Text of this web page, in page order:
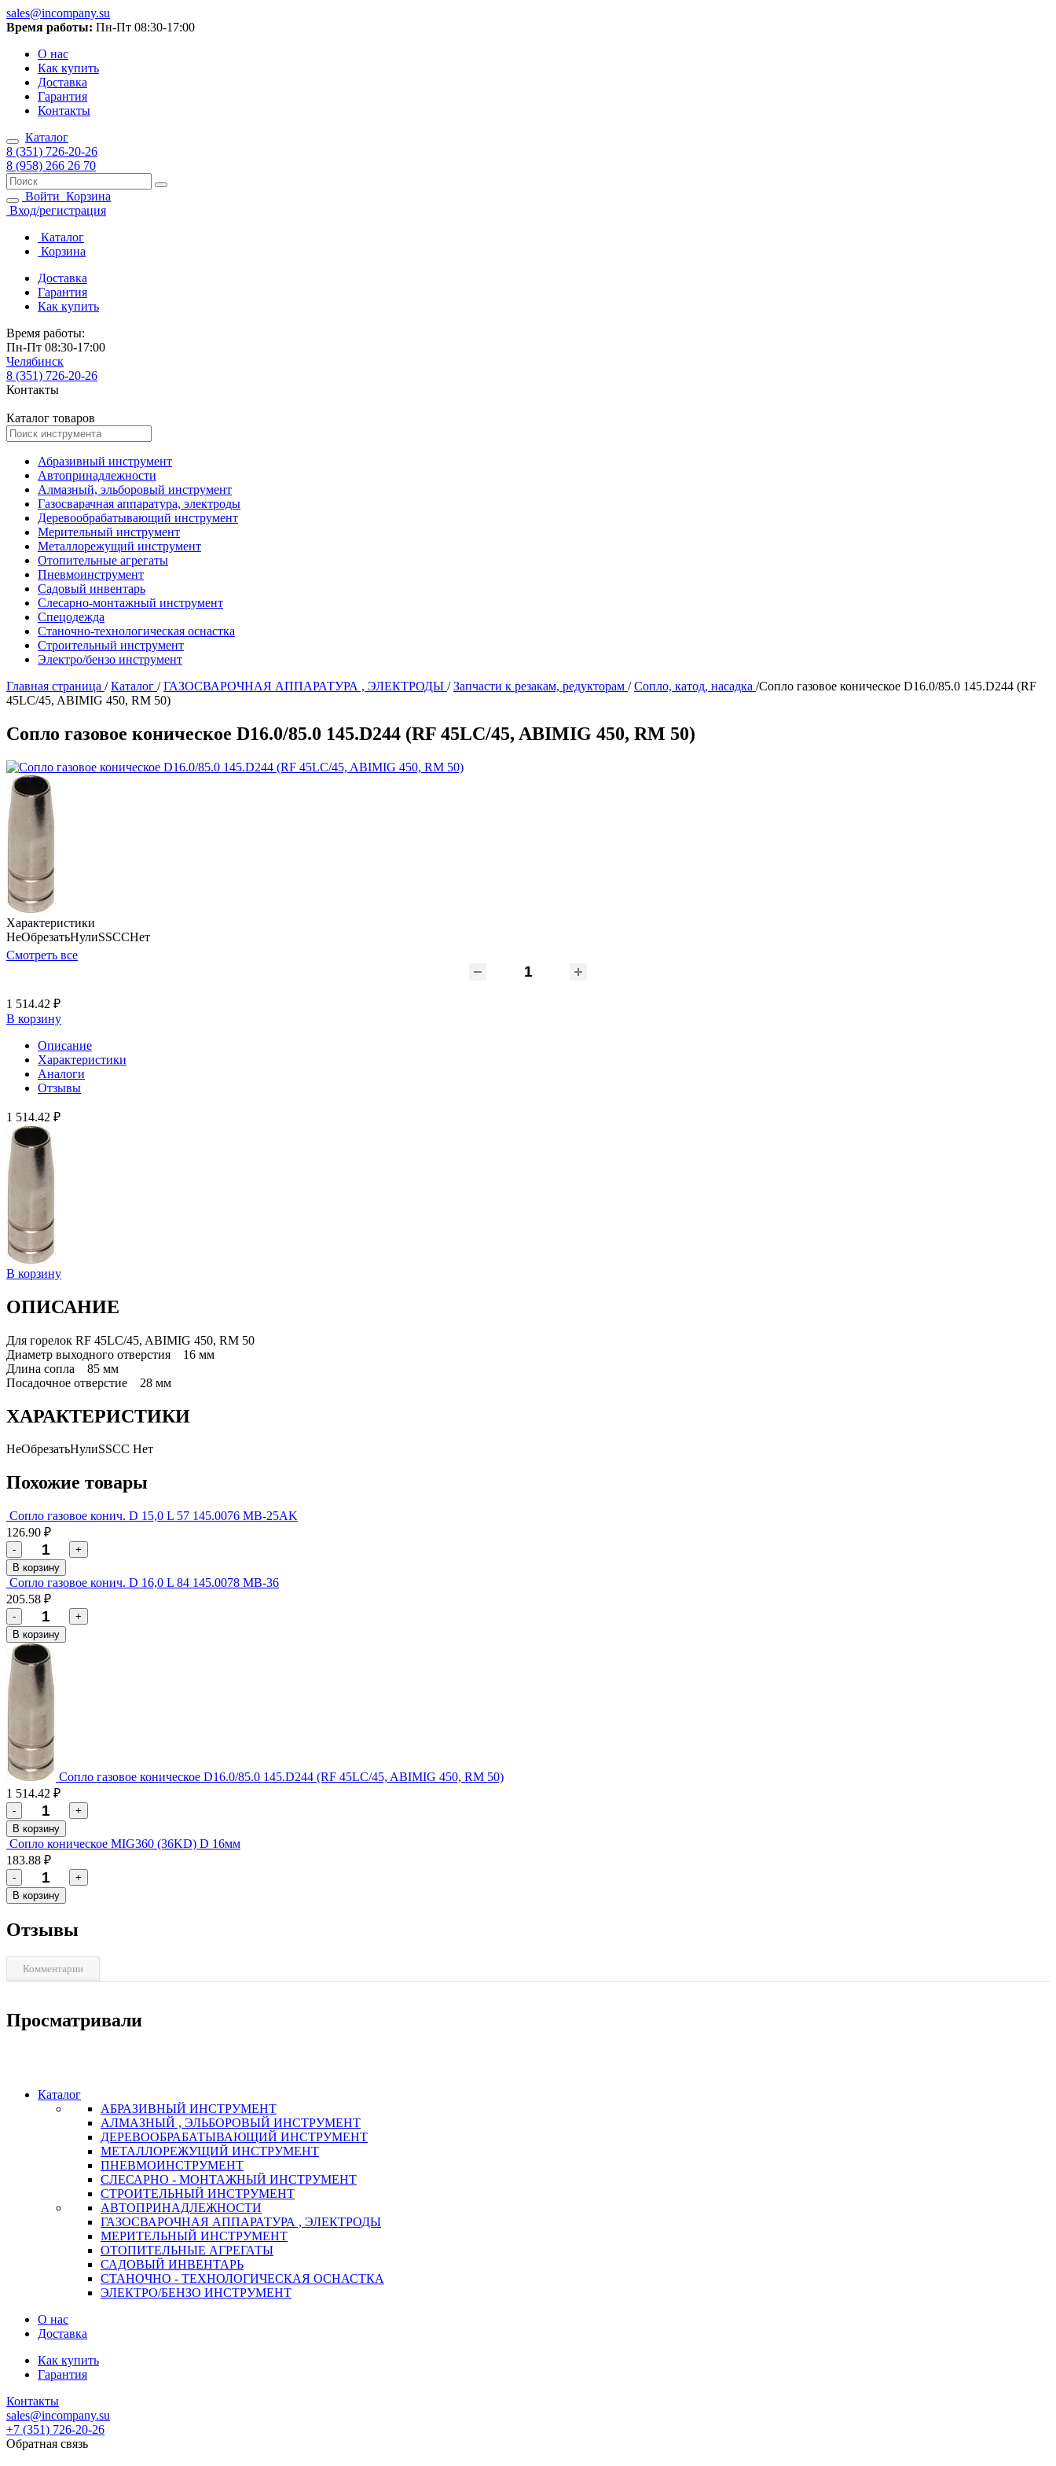
sales@incompany.su
Время работы: Пн-Пт 08:30-17:00
О нас
Как купить
Доставка
Гарантия
Контакты
Каталог
8 (351) 726-20-26
8 (958) 266 26 70
Войти Корзина
Вход/регистрация
Каталог
Корзина
Доставка
Гарантия
Как купить
Время работы:
Пн-Пт 08:30-17:00
Челябинск
8 (351) 726-20-26
Контакты
Каталог товаров
Абразивный инструмент
Автопринадлежности
Алмазный, эльборовый инструмент
Газосварачная аппаратура, электроды
Деревообрабатывающий инструмент
Мерительный инструмент
Металлорежущий инструмент
Отопительные агрегаты
Пневмоинструмент
Садовый инвентарь
Слесарно-монтажный инструмент
Спецодежда
Станочно-технологическая оснастка
Строительный инструмент
Электро/бензо инструмент
Главная страница / Каталог / ГАЗОСВАРОЧНАЯ АППАРАТУРА , ЭЛЕКТРОДЫ / Запчасти к резакам, редукторам / Сопло, катод, насадка /Сопло газовое коническое D16.0/85.0 145.D244 (RF
45LC/45, ABIMIG 450, RM 50)
Сопло газовое коническое D16.0/85.0 145.D244 (RF 45LC/45, ABIMIG 450, RM 50)
Характеристики
НеОбрезатьНулиSSCCНет
Смотреть все
1 514.42 ₽
В корзину
Описание
Характеристики
Аналоги
Отзывы
1 514.42 ₽
В корзину
ОПИСАНИЕ
Для горелок RF 45LC/45, ABIMIG 450, RM 50
Диаметр выходного отверстия 16 мм
Длина сопла 85 мм
Посадочное отверстие 28 мм
ХАРАКТЕРИСТИКИ
НеОбрезатьНулиSSCC Нет
Похожие товары
Сопло газовое конич. D 15,0 L 57 145.0076 MB-25AK
126.90 ₽
-
+
В корзину
Сопло газовое конич. D 16,0 L 84 145.0078 MB-36
205.58 ₽
-
+
В корзину
Сопло газовое коническое D16.0/85.0 145.D244 (RF 45LC/45, ABIMIG 450, RM 50)
1 514.42 ₽
-
+
В корзину
Сопло коническое MIG360 (36KD) D 16мм
183.88 ₽
-
+
В корзину
Отзывы
Комментарии
Просматривали
Каталог
АБРАЗИВНЫЙ ИНСТРУМЕНТ
АЛМАЗНЫЙ , ЭЛЬБОРОВЫЙ ИНСТРУМЕНТ
ДЕРЕВООБРАБАТЫВАЮЩИЙ ИНСТРУМЕНТ
МЕТАЛЛОРЕЖУЩИЙ ИНСТРУМЕНТ
ПНЕВМОИНСТРУМЕНТ
СЛЕСАРНО - МОНТАЖНЫЙ ИНСТРУМЕНТ
СТРОИТЕЛЬНЫЙ ИНСТРУМЕНТ
АВТОПРИНАДЛЕЖНОСТИ
ГАЗОСВАРОЧНАЯ АППАРАТУРА , ЭЛЕКТРОДЫ
МЕРИТЕЛЬНЫЙ ИНСТРУМЕНТ
ОТОПИТЕЛЬНЫЕ АГРЕГАТЫ
САДОВЫЙ ИНВЕНТАРЬ
СТАНОЧНО - ТЕХНОЛОГИЧЕСКАЯ ОСНАСТКА
ЭЛЕКТРО/БЕНЗО ИНСТРУМЕНТ
О нас
Доставка
Как купить
Гарантия
Контакты
sales@incompany.su
+7 (351) 726-20-26
Обратная связь